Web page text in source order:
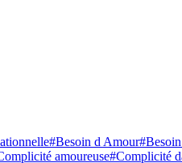
#Besoin d Amour
amoureuse#Complicité